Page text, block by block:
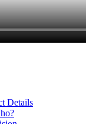
Details